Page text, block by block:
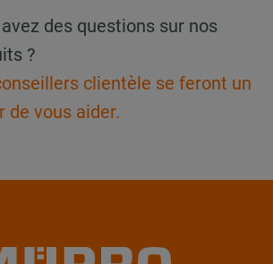
des questions sur nos
?
clientèle se feront un
de vous aider.